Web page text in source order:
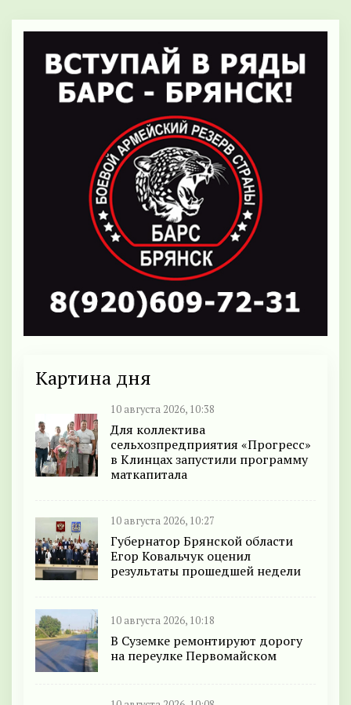
Картина дня
10 августа 2026, 10:38
Для коллектива
сельхозпредприятия «Прогресс»
в Клинцах запустили программу
маткапитала
10 августа 2026, 10:27
Губернатор Брянской области
Егор Ковальчук оценил
результаты прошедшей недели
10 августа 2026, 10:18
В Суземке ремонтируют дорогу
на переулке Первомайском